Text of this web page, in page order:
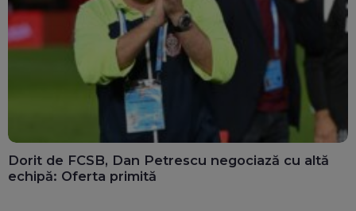
Dorit de FCSB, Dan Petrescu negociază cu altă
echipă: Oferta primită